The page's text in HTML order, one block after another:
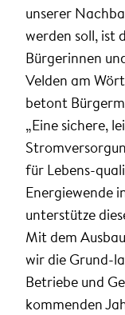
unserer
werden soll, ist
Bürgerinnen
Velden am
betont
„Eine sichere,
für Lebens-
Energiewende
unterstütze
Mit dem
wir die Grund-
Betriebe und
kommenden